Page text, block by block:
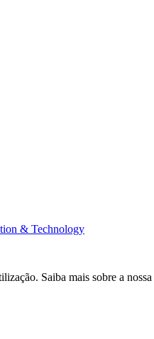
& Technology
Saiba mais sobre a nossa